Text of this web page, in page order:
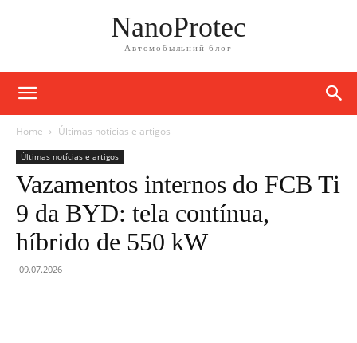
NanoProtec
Автомобыльний блог
Home Últimas notícias e artigos
Últimas notícias e artigos
Vazamentos internos do FCB Ti
9 da BYD: tela contínua,
híbrido de 550 kW
09.07.2026